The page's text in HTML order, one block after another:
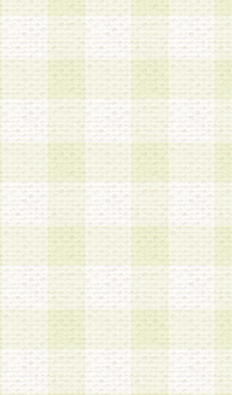
どの法定代理人の同
お、義務教育学齢に該
社が別途定める方法
うものとします。
登録希望者本人が行う
のとします。
約に同意の後、当社指
定する必要事項を入
は、会員登録を承認し
けるためのログイン